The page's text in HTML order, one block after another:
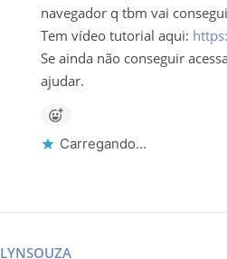
navegador q tbm vai
Tem vídeo tutorial aqui:
Se ainda não conseguir
ajudar.
Carregando...
LYNSOUZA